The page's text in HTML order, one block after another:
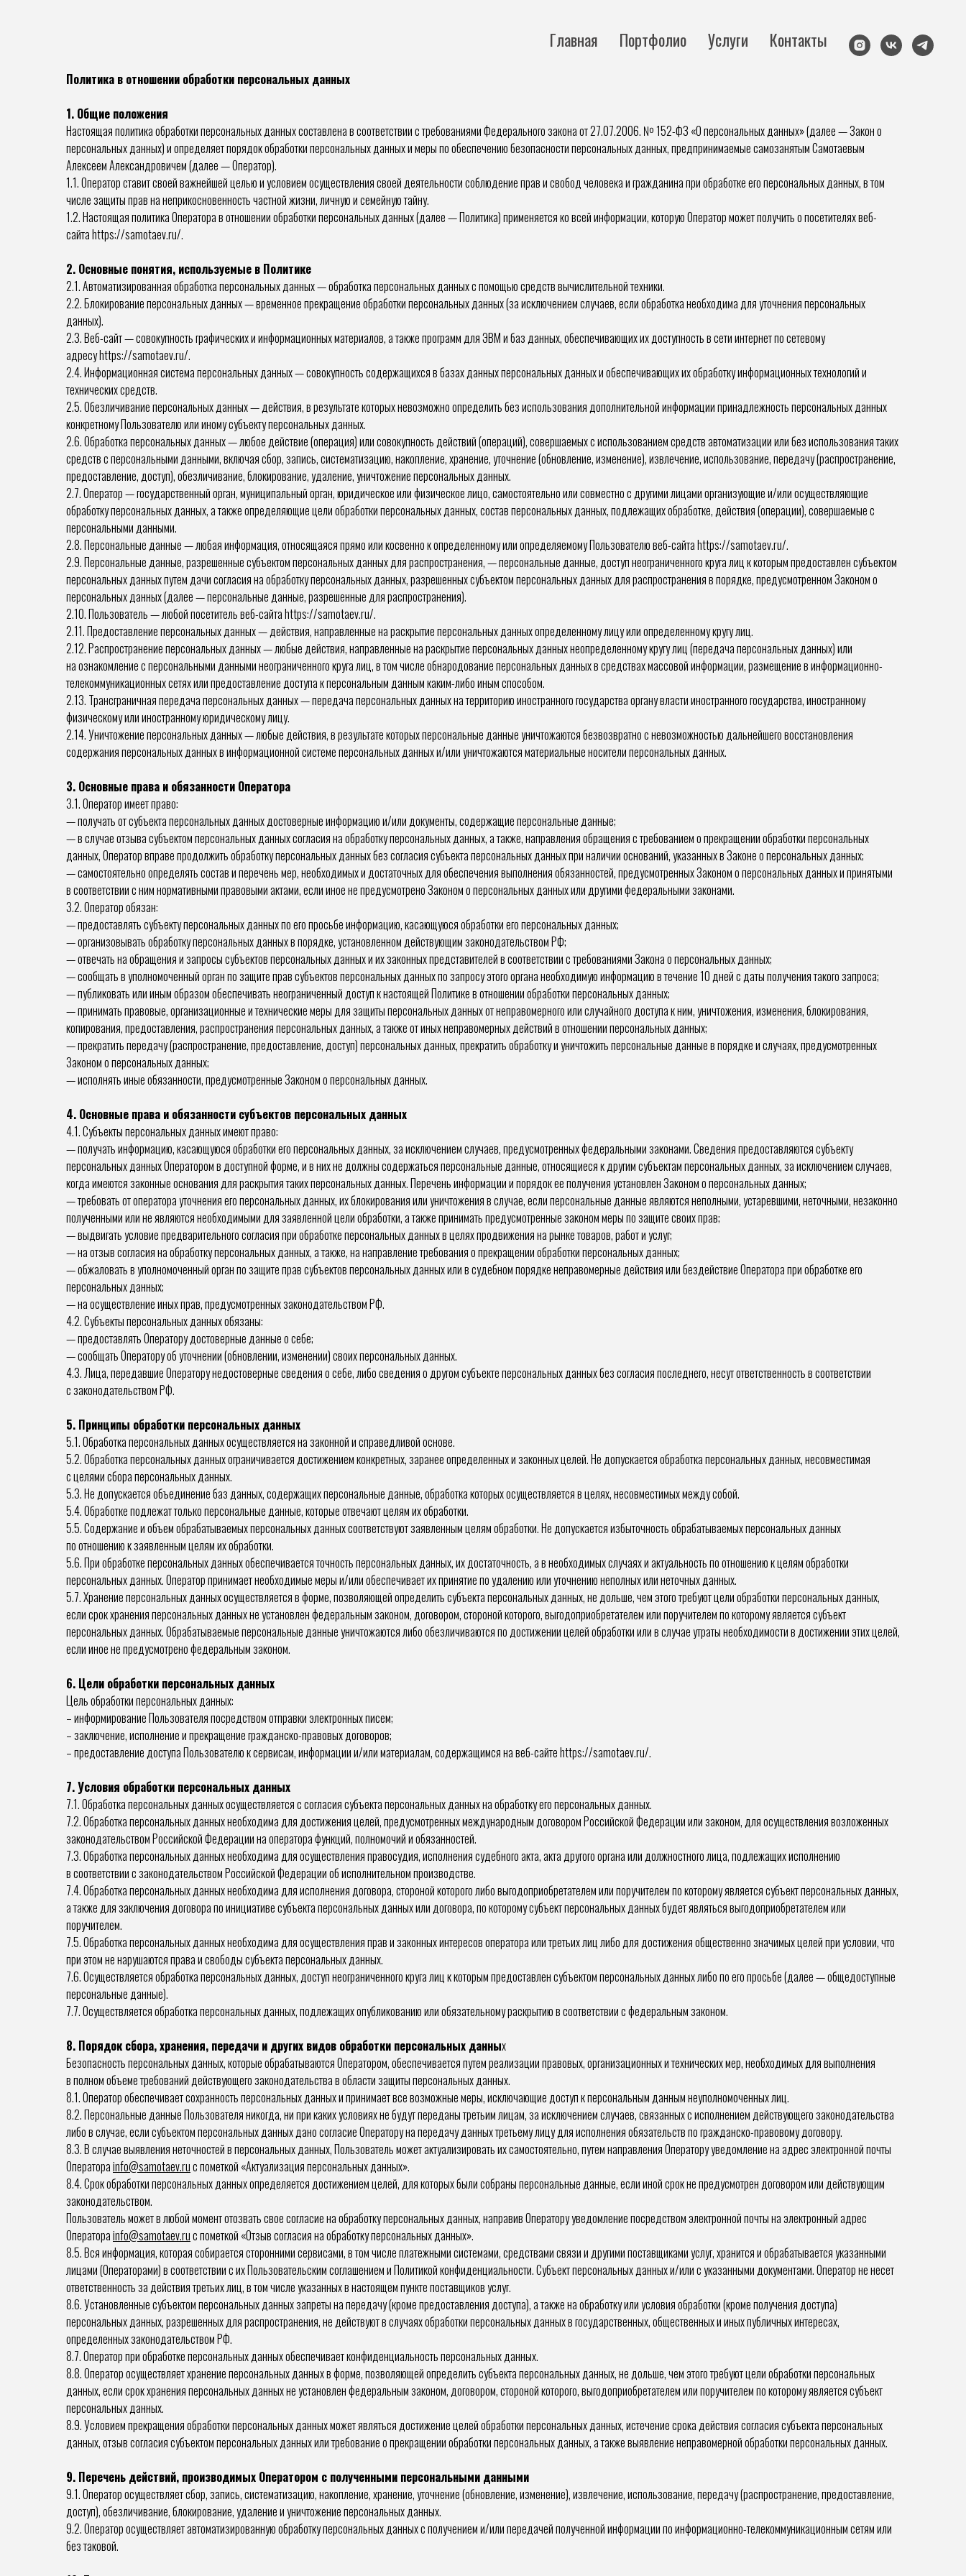
Главная Портфолио Услуги Контакты
Политика в отношении обработки персональных данных
1. Общие положения
Настоящая политика обработки персональных данных составлена в соответствии с требованиями Федерального закона от 27.07.2006. № 152-ФЗ «О персональных данных» (далее — Закон о
персональных данных) и определяет порядок обработки персональных данных и меры по обеспечению безопасности персональных данных, предпринимаемые самозанятым Самотаевым
Алексеем Александровичем (далее — Оператор).
1.1. Оператор ставит своей важнейшей целью и условием осуществления своей деятельности соблюдение прав и свобод человека и гражданина при обработке его персональных данных, в том
числе защиты прав на неприкосновенность частной жизни, личную и семейную тайну.
1.2. Настоящая политика Оператора в отношении обработки персональных данных (далее — Политика) применяется ко всей информации, которую Оператор может получить о посетителях веб-
сайта https://samotaev.ru/.
2. Основные понятия, используемые в Политике
2.1. Автоматизированная обработка персональных данных — обработка персональных данных с помощью средств вычислительной техники.
2.2. Блокирование персональных данных — временное прекращение обработки персональных данных (за исключением случаев, если обработка необходима для уточнения персональных
данных).
2.3. Веб-сайт — совокупность графических и информационных материалов, а также программ для ЭВМ и баз данных, обеспечивающих их доступность в сети интернет по сетевому
адресу https://samotaev.ru/.
2.4. Информационная система персональных данных — совокупность содержащихся в базах данных персональных данных и обеспечивающих их обработку информационных технологий и
технических средств.
2.5. Обезличивание персональных данных — действия, в результате которых невозможно определить без использования дополнительной информации принадлежность персональных данных
конкретному Пользователю или иному субъекту персональных данных.
2.6. Обработка персональных данных — любое действие (операция) или совокупность действий (операций), совершаемых с использованием средств автоматизации или без использования таких
средств с персональными данными, включая сбор, запись, систематизацию, накопление, хранение, уточнение (обновление, изменение), извлечение, использование, передачу (распространение,
предоставление, доступ), обезличивание, блокирование, удаление, уничтожение персональных данных.
2.7. Оператор — государственный орган, муниципальный орган, юридическое или физическое лицо, самостоятельно или совместно с другими лицами организующие и/или осуществляющие
обработку персональных данных, а также определяющие цели обработки персональных данных, состав персональных данных, подлежащих обработке, действия (операции), совершаемые с
персональными данными.
2.8. Персональные данные — любая информация, относящаяся прямо или косвенно к определенному или определяемому Пользователю веб-сайта https://samotaev.ru/.
2.9. Персональные данные, разрешенные субъектом персональных данных для распространения, — персональные данные, доступ неограниченного круга лиц к которым предоставлен субъектом
персональных данных путем дачи согласия на обработку персональных данных, разрешенных субъектом персональных данных для распространения в порядке, предусмотренном Законом о
персональных данных (далее — персональные данные, разрешенные для распространения).
2.10. Пользователь — любой посетитель веб-сайта https://samotaev.ru/.
2.11. Предоставление персональных данных — действия, направленные на раскрытие персональных данных определенному лицу или определенному кругу лиц.
2.12. Распространение персональных данных — любые действия, направленные на раскрытие персональных данных неопределенному кругу лиц (передача персональных данных) или
на ознакомление с персональными данными неограниченного круга лиц, в том числе обнародование персональных данных в средствах массовой информации, размещение в информационно-
телекоммуникационных сетях или предоставление доступа к персональным данным каким-либо иным способом.
2.13. Трансграничная передача персональных данных — передача персональных данных на территорию иностранного государства органу власти иностранного государства, иностранному
физическому или иностранному юридическому лицу.
2.14. Уничтожение персональных данных — любые действия, в результате которых персональные данные уничтожаются безвозвратно с невозможностью дальнейшего восстановления
содержания персональных данных в информационной системе персональных данных и/или уничтожаются материальные носители персональных данных.
3. Основные права и обязанности Оператора
3.1. Оператор имеет право:
— получать от субъекта персональных данных достоверные информацию и/или документы, содержащие персональные данные;
— в случае отзыва субъектом персональных данных согласия на обработку персональных данных, а также, направления обращения с требованием о прекращении обработки персональных
данных, Оператор вправе продолжить обработку персональных данных без согласия субъекта персональных данных при наличии оснований, указанных в Законе о персональных данных;
— самостоятельно определять состав и перечень мер, необходимых и достаточных для обеспечения выполнения обязанностей, предусмотренных Законом о персональных данных и принятыми
в соответствии с ним нормативными правовыми актами, если иное не предусмотрено Законом о персональных данных или другими федеральными законами.
3.2. Оператор обязан:
— предоставлять субъекту персональных данных по его просьбе информацию, касающуюся обработки его персональных данных;
— организовывать обработку персональных данных в порядке, установленном действующим законодательством РФ;
— отвечать на обращения и запросы субъектов персональных данных и их законных представителей в соответствии с требованиями Закона о персональных данных;
— сообщать в уполномоченный орган по защите прав субъектов персональных данных по запросу этого органа необходимую информацию в течение 10 дней с даты получения такого запроса;
— публиковать или иным образом обеспечивать неограниченный доступ к настоящей Политике в отношении обработки персональных данных;
— принимать правовые, организационные и технические меры для защиты персональных данных от неправомерного или случайного доступа к ним, уничтожения, изменения, блокирования,
копирования, предоставления, распространения персональных данных, а также от иных неправомерных действий в отношении персональных данных;
— прекратить передачу (распространение, предоставление, доступ) персональных данных, прекратить обработку и уничтожить персональные данные в порядке и случаях, предусмотренных
Законом о персональных данных;
— исполнять иные обязанности, предусмотренные Законом о персональных данных.
4. Основные права и обязанности субъектов персональных данных
4.1. Субъекты персональных данных имеют право:
— получать информацию, касающуюся обработки его персональных данных, за исключением случаев, предусмотренных федеральными законами. Сведения предоставляются субъекту
персональных данных Оператором в доступной форме, и в них не должны содержаться персональные данные, относящиеся к другим субъектам персональных данных, за исключением случаев,
когда имеются законные основания для раскрытия таких персональных данных. Перечень информации и порядок ее получения установлен Законом о персональных данных;
— требовать от оператора уточнения его персональных данных, их блокирования или уничтожения в случае, если персональные данные являются неполными, устаревшими, неточными, незаконно
полученными или не являются необходимыми для заявленной цели обработки, а также принимать предусмотренные законом меры по защите своих прав;
— выдвигать условие предварительного согласия при обработке персональных данных в целях продвижения на рынке товаров, работ и услуг;
— на отзыв согласия на обработку персональных данных, а также, на направление требования о прекращении обработки персональных данных;
— обжаловать в уполномоченный орган по защите прав субъектов персональных данных или в судебном порядке неправомерные действия или бездействие Оператора при обработке его
персональных данных;
— на осуществление иных прав, предусмотренных законодательством РФ.
4.2. Субъекты персональных данных обязаны:
— предоставлять Оператору достоверные данные о себе;
— сообщать Оператору об уточнении (обновлении, изменении) своих персональных данных.
4.3. Лица, передавшие Оператору недостоверные сведения о себе, либо сведения о другом субъекте персональных данных без согласия последнего, несут ответственность в соответствии
с законодательством РФ.
5. Принципы обработки персональных данных
5.1. Обработка персональных данных осуществляется на законной и справедливой основе.
5.2. Обработка персональных данных ограничивается достижением конкретных, заранее определенных и законных целей. Не допускается обработка персональных данных, несовместимая
с целями сбора персональных данных.
5.3. Не допускается объединение баз данных, содержащих персональные данные, обработка которых осуществляется в целях, несовместимых между собой.
5.4. Обработке подлежат только персональные данные, которые отвечают целям их обработки.
5.5. Содержание и объем обрабатываемых персональных данных соответствуют заявленным целям обработки. Не допускается избыточность обрабатываемых персональных данных
по отношению к заявленным целям их обработки.
5.6. При обработке персональных данных обеспечивается точность персональных данных, их достаточность, а в необходимых случаях и актуальность по отношению к целям обработки
персональных данных. Оператор принимает необходимые меры и/или обеспечивает их принятие по удалению или уточнению неполных или неточных данных.
5.7. Хранение персональных данных осуществляется в форме, позволяющей определить субъекта персональных данных, не дольше, чем этого требуют цели обработки персональных данных,
если срок хранения персональных данных не установлен федеральным законом, договором, стороной которого, выгодоприобретателем или поручителем по которому является субъект
персональных данных. Обрабатываемые персональные данные уничтожаются либо обезличиваются по достижении целей обработки или в случае утраты необходимости в достижении этих целей,
если иное не предусмотрено федеральным законом.
6. Цели обработки персональных данных
Цель обработки персональных данных:
– информирование Пользователя посредством отправки электронных писем;
– заключение, исполнение и прекращение гражданско-правовых договоров;
– предоставление доступа Пользователю к сервисам, информации и/или материалам, содержащимся на веб-сайте https://samotaev.ru/.
7. Условия обработки персональных данных
7.1. Обработка персональных данных осуществляется с согласия субъекта персональных данных на обработку его персональных данных.
7.2. Обработка персональных данных необходима для достижения целей, предусмотренных международным договором Российской Федерации или законом, для осуществления возложенных
законодательством Российской Федерации на оператора функций, полномочий и обязанностей.
7.3. Обработка персональных данных необходима для осуществления правосудия, исполнения судебного акта, акта другого органа или должностного лица, подлежащих исполнению
в соответствии с законодательством Российской Федерации об исполнительном производстве.
7.4. Обработка персональных данных необходима для исполнения договора, стороной которого либо выгодоприобретателем или поручителем по которому является субъект персональных данных,
а также для заключения договора по инициативе субъекта персональных данных или договора, по которому субъект персональных данных будет являться выгодоприобретателем или
поручителем.
7.5. Обработка персональных данных необходима для осуществления прав и законных интересов оператора или третьих лиц либо для достижения общественно значимых целей при условии, что
при этом не нарушаются права и свободы субъекта персональных данных.
7.6. Осуществляется обработка персональных данных, доступ неограниченного круга лиц к которым предоставлен субъектом персональных данных либо по его просьбе (далее — общедоступные
персональные данные).
7.7. Осуществляется обработка персональных данных, подлежащих опубликованию или обязательному раскрытию в соответствии с федеральным законом.
8. Порядок сбора, хранения, передачи и других видов обработки персональных данных
Безопасность персональных данных, которые обрабатываются Оператором, обеспечивается путем реализации правовых, организационных и технических мер, необходимых для выполнения
в полном объеме требований действующего законодательства в области защиты персональных данных.
8.1. Оператор обеспечивает сохранность персональных данных и принимает все возможные меры, исключающие доступ к персональным данным неуполномоченных лиц.
8.2. Персональные данные Пользователя никогда, ни при каких условиях не будут переданы третьим лицам, за исключением случаев, связанных с исполнением действующего законодательства
либо в случае, если субъектом персональных данных дано согласие Оператору на передачу данных третьему лицу для исполнения обязательств по гражданско-правовому договору.
8.3. В случае выявления неточностей в персональных данных, Пользователь может актуализировать их самостоятельно, путем направления Оператору уведомление на адрес электронной почты
Оператораinfo@samotaev.ruс пометкой «Актуализация персональных данных».
8.4. Срок обработки персональных данных определяется достижением целей, для которых были собраны персональные данные, если иной срок не предусмотрен договором или действующим
законодательством.
Пользователь может в любой момент отозвать свое согласие на обработку персональных данных, направив Оператору уведомление посредством электронной почты на электронный адрес
Оператораinfo@samotaev.ruс пометкой «Отзыв согласия на обработку персональных данных».
8.5. Вся информация, которая собирается сторонними сервисами, в том числе платежными системами, средствами связи и другими поставщиками услуг, хранится и обрабатывается указанными
лицами (Операторами) в соответствии с их Пользовательским соглашением и Политикой конфиденциальности. Субъект персональных данных и/или с указанными документами. Оператор не несет
ответственность за действия третьих лиц, в том числе указанных в настоящем пункте поставщиков услуг.
8.6. Установленные субъектом персональных данных запреты на передачу (кроме предоставления доступа), а также на обработку или условия обработки (кроме получения доступа)
персональных данных, разрешенных для распространения, не действуют в случаях обработки персональных данных в государственных, общественных и иных публичных интересах,
определенных законодательством РФ.
8.7. Оператор при обработке персональных данных обеспечивает конфиденциальность персональных данных.
8.8. Оператор осуществляет хранение персональных данных в форме, позволяющей определить субъекта персональных данных, не дольше, чем этого требуют цели обработки персональных
данных, если срок хранения персональных данных не установлен федеральным законом, договором, стороной которого, выгодоприобретателем или поручителем по которому является субъект
персональных данных.
8.9. Условием прекращения обработки персональных данных может являться достижение целей обработки персональных данных, истечение срока действия согласия субъекта персональных
данных, отзыв согласия субъектом персональных данных или требование о прекращении обработки персональных данных, а также выявление неправомерной обработки персональных данных.
9. Перечень действий, производимых Оператором с полученными персональными данными
9.1. Оператор осуществляет сбор, запись, систематизацию, накопление, хранение, уточнение (обновление, изменение), извлечение, использование, передачу (распространение, предоставление,
доступ), обезличивание, блокирование, удаление и уничтожение персональных данных.
9.2. Оператор осуществляет автоматизированную обработку персональных данных с получением и/или передачей полученной информации по информационно-телекоммуникационным сетям или
без таковой.